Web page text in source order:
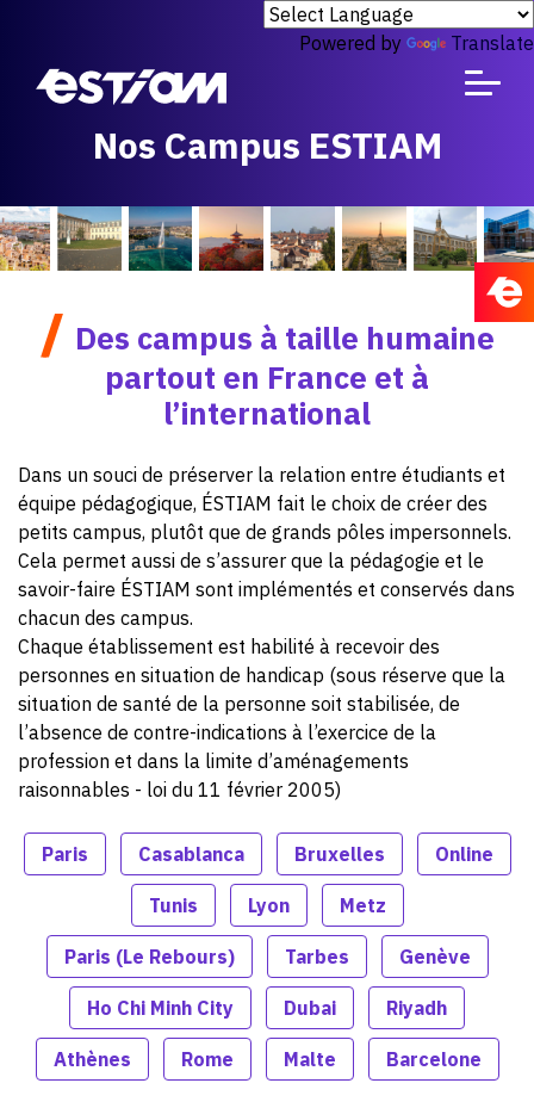
Powered by Translate
Nos Campus ÉSTIAM
/ Des campus à taille humaine
partout en France et à
l’international
Dans un souci de préserver la relation entre étudiants et
équipe pédagogique, ÉSTIAM fait le choix de créer des
petits campus, plutôt que de grands pôles impersonnels.
Cela permet aussi de s’assurer que la pédagogie et le
savoir-faire ÉSTIAM sont implémentés et conservés dans
chacun des campus.
Chaque établissement est habilité à recevoir des
personnes en situation de handicap (sous réserve que la
situation de santé de la personne soit stabilisée, de
l’absence de contre-indications à l’exercice de la
profession et dans la limite d’aménagements
raisonnables - loi du 11 février 2005)
Paris Casablanca Bruxelles Online
Tunis Lyon Metz
Paris (Le Rebours) Tarbes Genève
Ho Chi Minh City Dubai Riyadh
Athènes Rome Malte Barcelone